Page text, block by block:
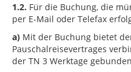
1.2. Für die Buchung, die
per E-Mail oder Telefax
a) Mit der Buchung bietet
Pauschalreisevertrages
der TN 3 Werktage